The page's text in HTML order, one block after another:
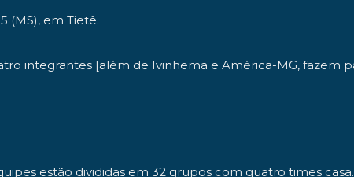
(MS), em Tietê.
integrantes [além de Ivinhema e América-MG, fazem
estão divididas em 32 grupos com quatro times